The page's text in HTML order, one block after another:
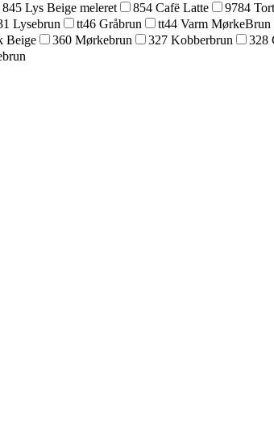
845 Lys Beige meleret 854 Cafë Latte 9784
Lysebrun tt46 Gråbrun tt44 Varm MørkeBrun
Beige 360 Mørkebrun 327 Kobberbrun 328